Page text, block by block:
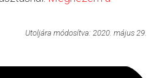
Utoljára módosítva: 2020. május 29.